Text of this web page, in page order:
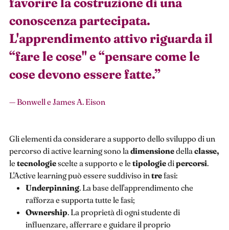
conoscenza partecipata.
L'apprendimento attivo riguarda il
“fare le cose" e “pensare come le
cose devono essere fatte.”
— Bonwell e James A. Eison
Gli elementi da considerare a supporto dello sviluppo di un
percorso di active learning sono la dimensionedella classe,
le tecnologiescelte a supporto e le tipologiedipercorsi.
L'Active learning può essere suddiviso in trefasi:
Underpinning. La base dell'apprendimento che
rafforza e supporta tutte le fasi;
Ownership. La proprietà di ogni studente di
influenzare, afferrare e guidare il proprio